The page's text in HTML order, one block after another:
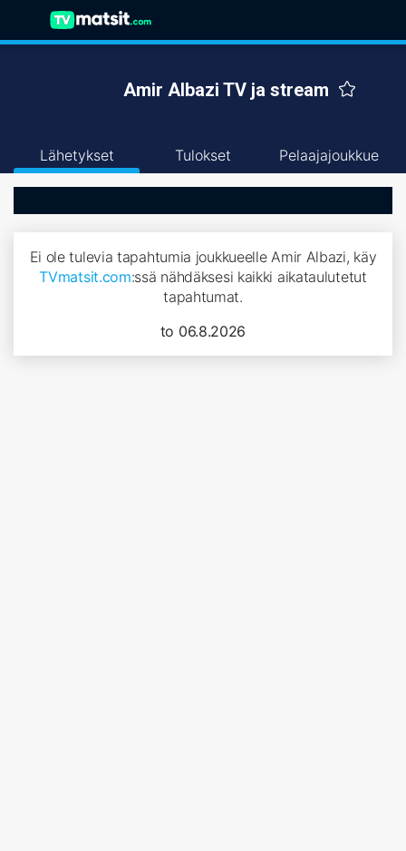
Amir Albazi TV ja stream
Lähetykset Tulokset Pelaajajoukkue
Ei ole tulevia tapahtumia joukkueelle Amir Albazi, käy
TVmatsit.com:ssä nähdäksesi kaikki aikataulutetut
tapahtumat.
to 06.8.2026